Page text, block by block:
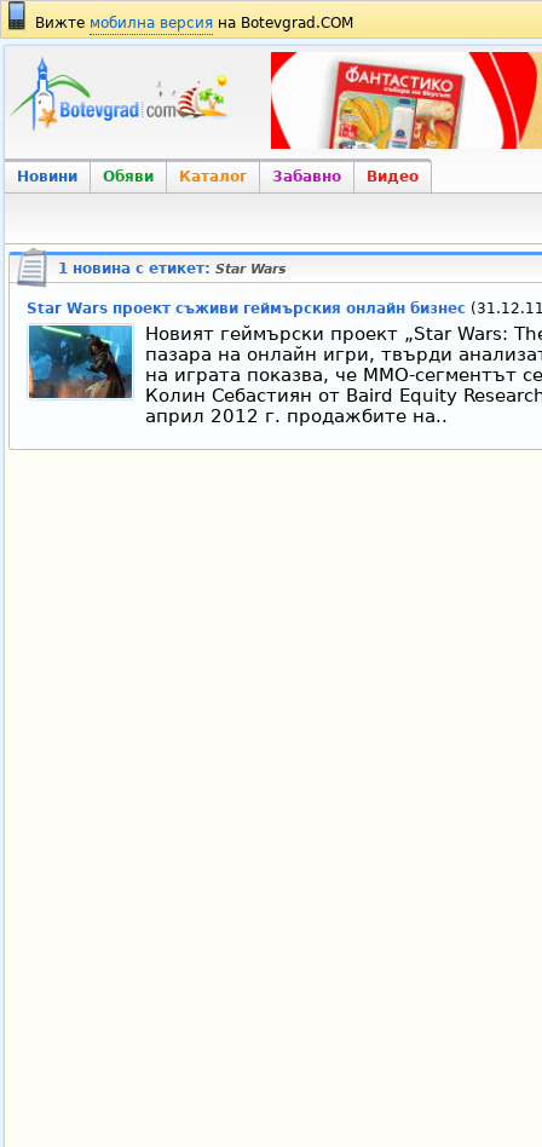
Вижте мобилна версия на Botevgrad.COM
Новини Обяви Каталог Забавно Видео
1 новина с етикет: Star Wars
Star Wars проект съживи геймърския онлайн бизнес
Новият геймърски проект „Star Wars:
пазара на онлайн игри, твърди
на играта показва, че ММО-сегментът
Колин Себастиян от Baird Equity
април 2012 г. продажбите на..